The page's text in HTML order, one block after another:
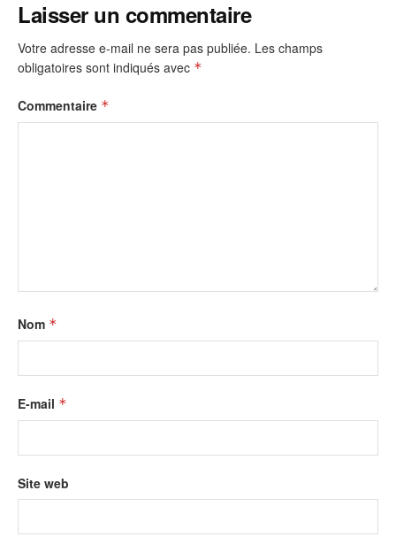
Laisser un commentaire
Votre adresse e-mail ne sera pas publiée. Les champs
obligatoires sont indiqués avec *
Commentaire *
Nom *
E-mail *
Site web